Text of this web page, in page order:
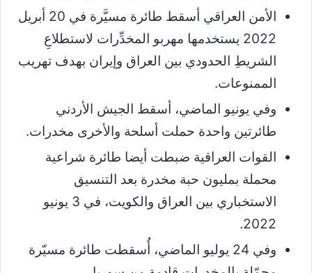
الأمن العراقي أسقط طائرة مسيَّرة في 20 أبريل
2022 يستخدمها مهربو المخدِّرات لاستطلاعِ
الشريطِ الحدودي بين العراق وإيران بهدف تهريب
الممنوعات.
وفي يونيو الماضي، أسقط الجيش الأردني
طائرتين واحدة حملت أسلحة والأخرى مخدرات.
القوات العراقية ضبطت أيضا طائرة شراعية
محملة بمليون حبة مخدرة بعد التنسيق
الاستخباري بين العراق والكويت، في 3 يونيو
2022.
وفي 24 يوليو الماضي، أُسقطت طائرة مسيّرة